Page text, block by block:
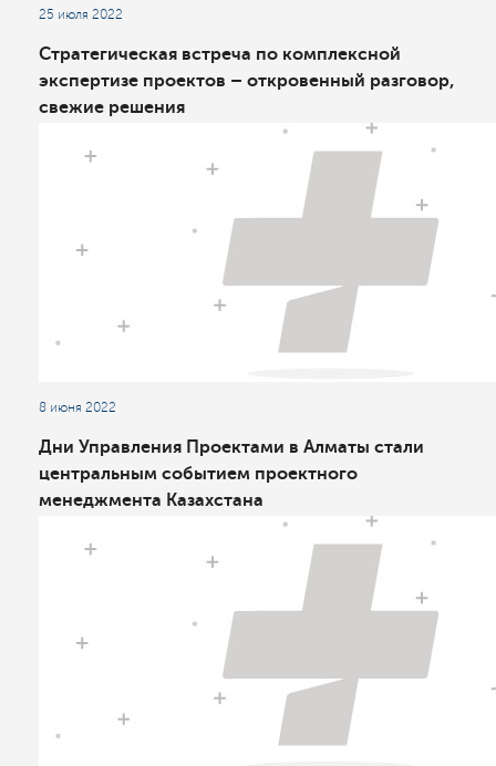
25 июля 2022
Стратегическая встреча по комплексной
экспертизе проектов – откровенный разговор,
свежие решения
8 июня 2022
Дни Управления Проектами в Алматы стали
центральным событием проектного
менеджмента Казахстана